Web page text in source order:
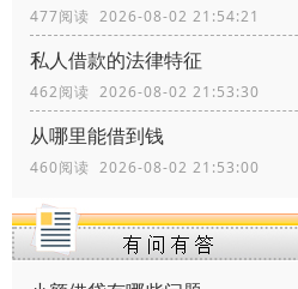
477阅读 2026-08-02 21:54:21
私人借款的法律特征
462阅读 2026-08-02 21:53:30
从哪里能借到钱
460阅读 2026-08-02 21:53:00